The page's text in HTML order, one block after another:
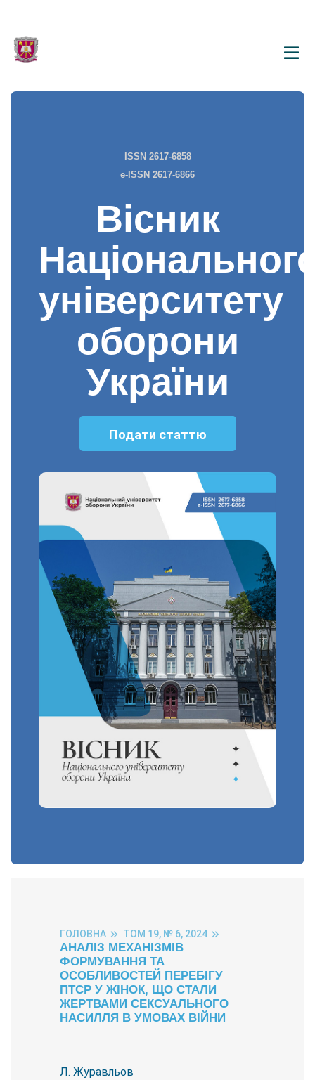
ISSN 2617-6858
e-ISSN 2617-6866
Вісник
університету
оборони
України
Подати статтю
ГОЛОВНА ТОМ 19, № 6, 2024
АНАЛІЗ МЕХАНІЗМІВ
ФОРМУВАННЯ ТА
ОСОБЛИВОСТЕЙ ПЕРЕБІГУ
ПТСР У ЖІНОК, ЩО СТАЛИ
ЖЕРТВАМИ СЕКСУАЛЬНОГО
НАСИЛЛЯ В УМОВАХ ВІЙНИ
Л. Журавльов